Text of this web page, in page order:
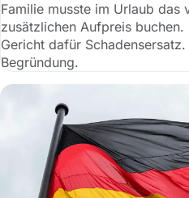
Familie musste im Urlaub das
zusätzlichen Aufpreis
Gericht dafür
Begründung.